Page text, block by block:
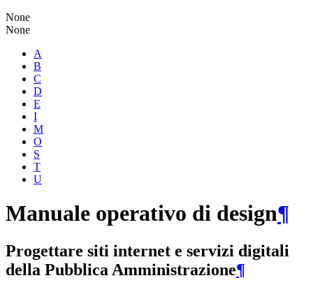
None
None
A
B
C
D
E
I
M
O
S
T
U
Manuale operativo di design¶
Progettare siti internet e servizi digitali
della Pubblica Amministrazione¶